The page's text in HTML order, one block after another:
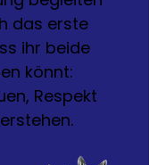
das erste
ihr beide
könnt:
Respekt